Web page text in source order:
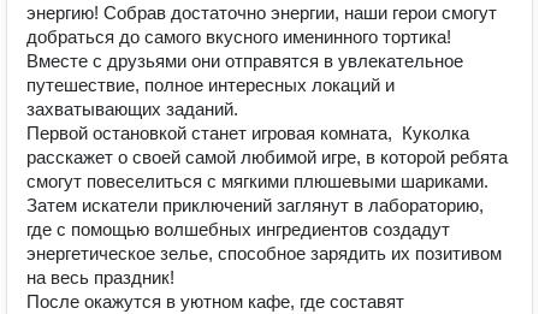
энергию! Собрав достаточно энергии, наши герои смогут
добраться до самого вкусного именинного тортика!
Вместе с друзьями они отправятся в увлекательное
путешествие, полное интересных локаций и
захватывающих заданий.
Первой остановкой станет игровая комната,  Куколка
расскажет о своей самой любимой игре, в которой ребята
смогут повеселиться с мягкими плюшевыми шариками.
Затем искатели приключений заглянут в лабораторию,
где с помощью волшебных ингредиентов создадут
энергетическое зелье, способное зарядить их позитивом
на весь праздник!
После окажутся в уютном кафе, где составят